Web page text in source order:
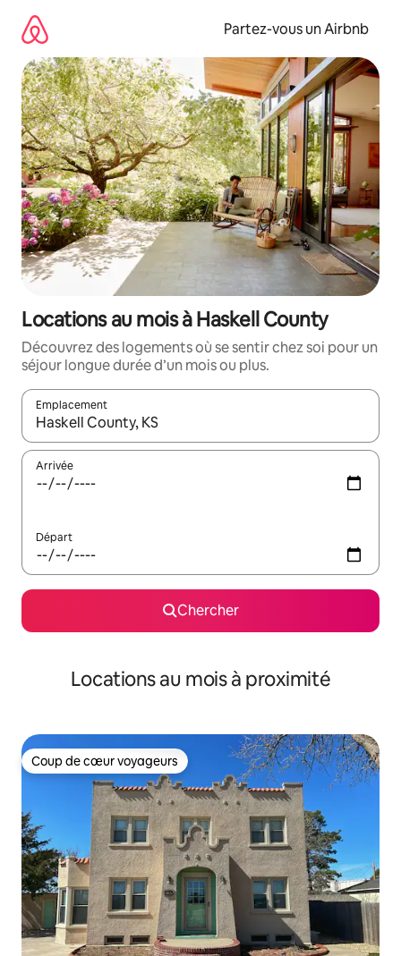
directement
contenu
Partez-vous un Airbnb
Locations au mois à Haskell County
Découvrez des logements où se sentir chez soi pour un
séjour longue durée d’un mois ou plus.
Emplacement
Quand les résultats sont affichés, parcourez-les en utilisant
Arrivée
Départ
Chercher
Locations au mois à proximité
Coup de cœur voyageurs
Coup de cœur voyageurs